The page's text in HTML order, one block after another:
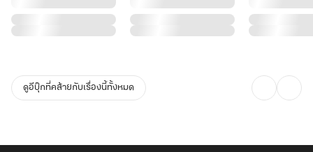
ดูอีบุ๊กที่คล้ายกับเรื่องนี้ทั้งหมด